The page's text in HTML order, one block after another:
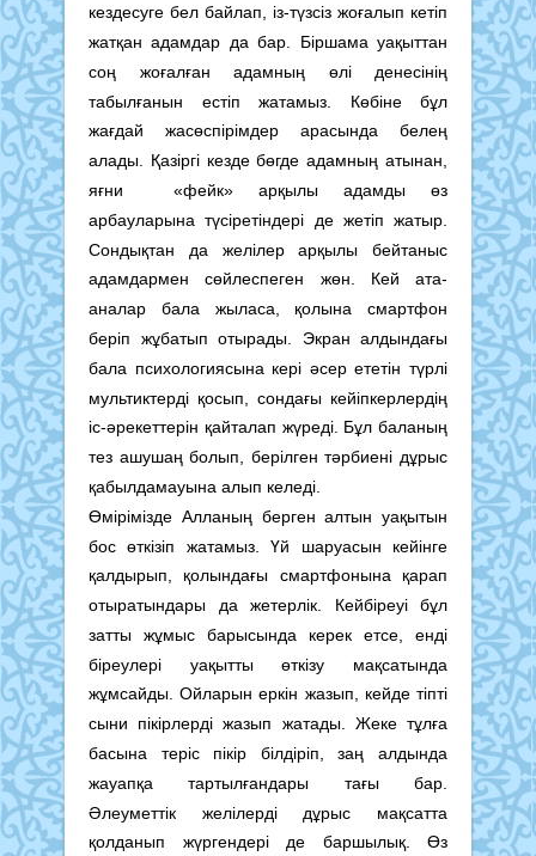
кездесуге бел байлап, із-түзсіз жоғалып кетіп
жатқан адамдар да бар. Біршама уақыттан
соң жоғалған адамның өлі денесінің
табылғанын естіп жатамыз. Көбіне бұл
жағдай жасөспірімдер арасында белең
алады. Қазіргі кезде бөгде адамның атынан,
яғни «фейк» арқылы адамды өз
арбауларына түсіретіндері де жетіп жатыр.
Сондықтан да желілер арқылы бейтаныс
адамдармен сөйлеспеген жөн. Кей ата-
аналар бала жыласа, қолына смартфон
беріп жұбатып отырады. Экран алдындағы
бала психологиясына кері әсер ететін түрлі
мультиктерді қосып, сондағы кейіпкерлердің
іс-әрекеттерін қайталап жүреді. Бұл баланың
тез ашушаң болып, берілген тәрбиені дұрыс
қабылдамауына алып келеді.
Өмірімізде Алланың берген алтын уақытын
бос өткізіп жатамыз. Үй шаруасын кейінге
қалдырып, қолындағы смартфонына қарап
отыратындары да жетерлік. Кейбіреуі бұл
затты жұмыс барысында керек етсе, енді
біреулері уақытты өткізу мақсатында
жұмсайды. Ойларын еркін жазып, кейде тіпті
сыни пікірлерді жазып жатады. Жеке тұлға
басына теріс пікір білдіріп, заң алдында
жауапқа тартылғандары тағы бар.
Әлеуметтік желілерді дұрыс мақсатта
қолданып жүргендері де баршылық. Өз